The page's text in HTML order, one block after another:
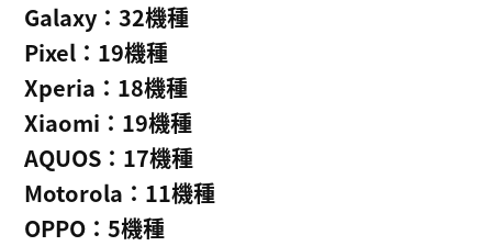
Galaxy：32機種
Pixel：19機種
Xperia：18機種
Xiaomi：19機種
AQUOS：17機種
Motorola：11機種
OPPO：5機種